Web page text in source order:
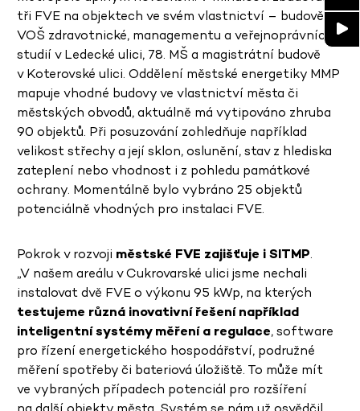
tři FVE na objektech ve svém vlastnictví – budově
VOŠ zdravotnické, managementu a veřejnoprávních
studií v Ledecké ulici, 78. MŠ a magistrátní budově
v Koterovské ulici. Oddělení městské energetiky MMP
mapuje vhodné budovy ve vlastnictví města či
městských obvodů, aktuálně má vytipováno zhruba
90 objektů. Při posuzování zohledňuje například
velikost střechy a její sklon, oslunění, stav z hlediska
zateplení nebo vhodnost i z pohledu památkové
ochrany. Momentálně bylo vybráno 25 objektů
potenciálně vhodných pro instalaci FVE.
Pokrok v rozvoji městské FVE zajišťuje i SITMP.
„V našem areálu v Cukrovarské ulici jsme nechali
instalovat dvě FVE o výkonu 95 kWp, na kterých
testujeme různá inovativní řešení například
inteligentní systémy měření a regulace, software
pro řízení energetického hospodářství, podružné
měření spotřeby či bateriová úložiště. To může mít
ve vybraných případech potenciál pro rozšíření